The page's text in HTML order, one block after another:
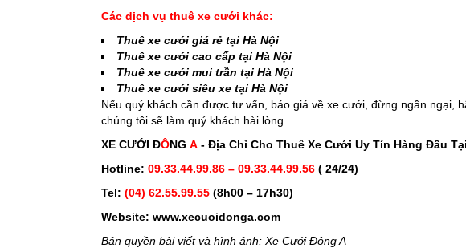
Các dịch vụ thuê xe cưới khác:
Thuê xe cưới giá rẻ tại Hà Nội
Thuê xe cưới cao cấp tại Hà Nội
Thuê xe cưới mui trần tại Hà Nội
Thuê xe cưới siêu xe tại Hà Nội
Nếu quý khách cần được tư vấn, báo giá về xe cưới, đừng ngần ngại,
chúng tôi sẽ làm quý khách hài lòng.
XE CƯỚI ĐÔNG A - Địa Chỉ Cho Thuê Xe Cưới Uy Tín Hàng Đầu
Hotline: 09.33.44.99.86 – 09.33.44.99.56 ( 24/24)
Tel: (04) 62.55.99.55 (8h00 – 17h30)
Website: www.xecuoidonga.com
Bản quyền bài viết và hình ảnh: Xe Cưới Đông A